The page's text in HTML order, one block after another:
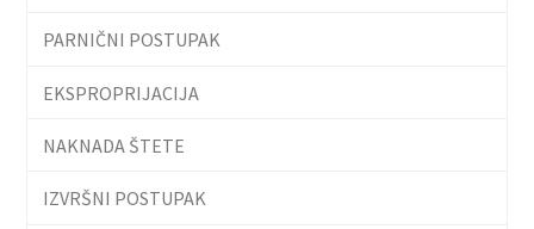
PARNIČNI POSTUPAK
EKSPROPRIJACIJA
NAKNADA ŠTETE
IZVRŠNI POSTUPAK